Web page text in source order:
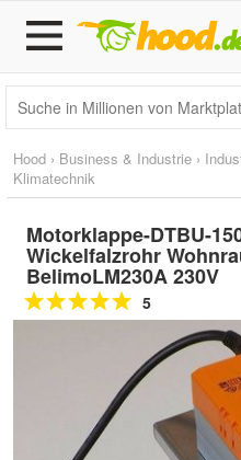
Hood › Business & Industrie ›
Klimatechnik
Motorklappe-DTBU-
Wickelfalzrohr
BelimoLM230A 230V
5